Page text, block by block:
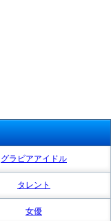
グラビアアイドル
タレント
女優